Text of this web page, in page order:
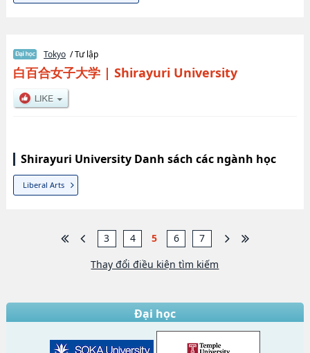
Tokyo / Tư lập
白百合女子大学| Shirayuri University
Shirayuri University Danh sách các ngành học
Liberal Arts
3 4 5 6 7
Thay đổi điều kiện tìm kiếm
Đại học